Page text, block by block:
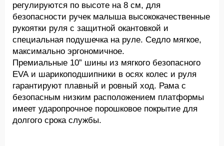
регулируются по высоте на 8 см, для
безопасности ручек малыша высококачественные
рукоятки руля с защитной окантовкой и
специальная подушечка на руле. Седло мягкое,
максимально эргономичное.
Премиальные 10” шины из мягкого безопасного
EVA и шарикоподшипники в осях колес и руля
гарантируют плавный и ровный ход. Рама с
безопасным низким расположением платформы
имеет ударопрочное порошковое покрытие для
долгого срока службы.